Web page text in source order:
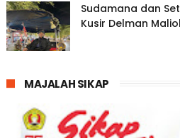
Sudamana dan
Kusir Delman
MAJALAH SIKAP